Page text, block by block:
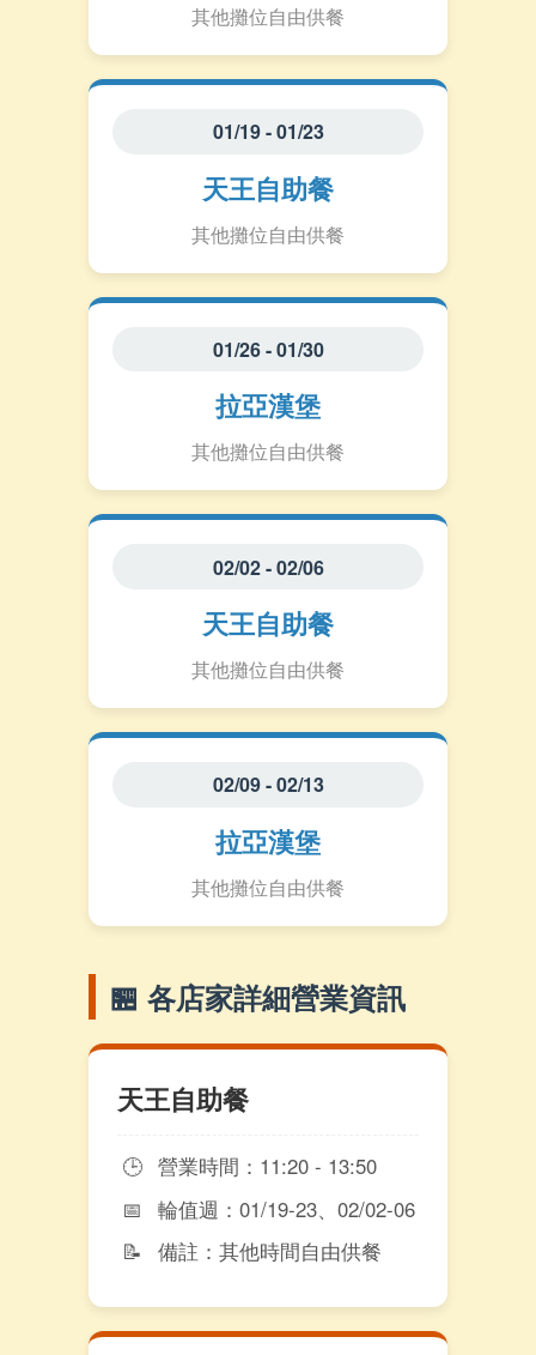
其他攤位自由供餐
01/19 - 01/23
天王自助餐
其他攤位自由供餐
01/26 - 01/30
拉亞漢堡
其他攤位自由供餐
02/02 - 02/06
天王自助餐
其他攤位自由供餐
02/09 - 02/13
拉亞漢堡
其他攤位自由供餐
🏪 各店家詳細營業資訊
天王自助餐
🕒 營業時間：11:20 - 13:50
📅
輪值週：01/19-23、02/02-06
📝
備註：其他時間自由供餐